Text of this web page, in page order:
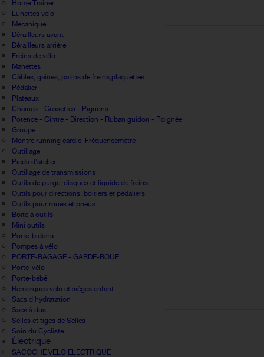
Home Trainer
Lunettes vélo
Mecanique
Dérailleurs avant
Dérailleurs arrière
Freins de vélo
Manettes
Câbles, gaines, patins de freins,plaquettes
Pédalier
Plateaux
Chaines - Cassettes - Pignons
Potence - Cintre - Direction - Ruban guidon - Poignée
Groupe
Montre running cardio-Fréquencemètre
Outillage
Pieds d'atelier
Outillage de transmissions
Outils de purge, disques et liquide de freins
Outils pour directions, boitiers et pédaliers
Outils pour roues et pneus
Boite à outils
Mini outils
Porte-bidons
Pompes à vélo
PORTE-BAGAGE - GARDE-BOUE
Porte-vélo
Porte-bébé
Remorques vélo et sièges enfant
Sacs d'hydratation
Sacs à dos
Selles et tiges de Selles
Soin du Cycliste
Électrique
SACOCHE VELO ELECTRIQUE